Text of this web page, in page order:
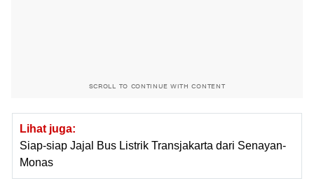
SCROLL TO CONTINUE WITH CONTENT
Lihat juga:
Siap-siap Jajal Bus Listrik Transjakarta dari Senayan-
Monas